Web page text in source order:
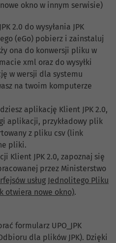
okno w innym serwisie)
2.0 do wysyłania JPK
(eGo) pobierz i zainstaluj
ona do konwersji pliku w
xml oraz do wysyłki
w wersji dla systemu
na twoim komputerze
aplikację Klient JPK 2.0,
aplikacji, przykładowy plik
z pliku csv (link
pliki.
Klient JPK 2.0, zapoznaj się
przez Ministerstwo
usług Jednolitego Pliku
otwiera nowe okno).
formularz UPO_JPK
dla plików JPK). Dzięki